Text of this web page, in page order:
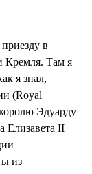
в
Кремля. Там я
я знал,
(Royal
Эдуарду
Елизавета II
из